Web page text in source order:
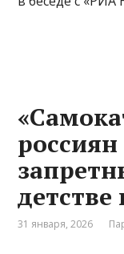
31 января, 2026